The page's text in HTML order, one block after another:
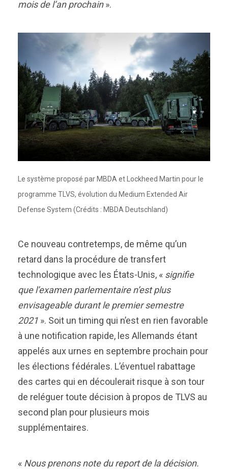
mois de l’an prochain».
Le système proposé par MBDA et Lockheed Martin pour le
programme TLVS, évolution du Medium Extended Air
Defense System (Crédits : MBDA Deutschland)
Ce nouveau contretemps, de même qu’un
retard dans la procédure de transfert
technologique avec les États-Unis, « signifie
que l’examen parlementaire n’est plus
envisageable durant le premier semestre
2021 ». Soit un timing qui n’est en rien favorable
à une notification rapide, les Allemands étant
appelés aux urnes en septembre prochain pour
les élections fédérales. L’éventuel rabattage
des cartes qui en découlerait risque à son tour
de reléguer toute décision à propos de TLVS au
second plan pour plusieurs mois
supplémentaires.
« Nous prenons note du report de la décision.